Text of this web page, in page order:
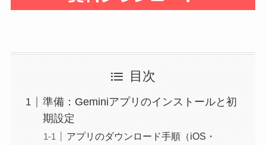
目次
準備：Geminiアプリのインストールと初
期設定
アプリのダウンロード手順（iOS・